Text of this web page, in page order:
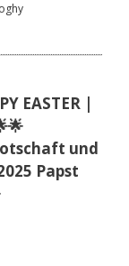
EASTER |
und
Papst